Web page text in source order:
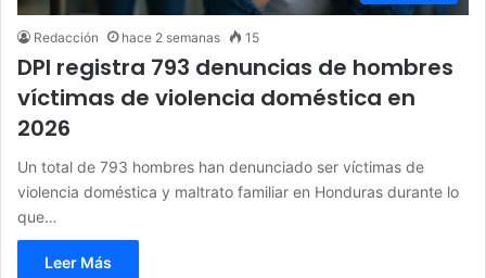
Redacción hace 2 semanas 15
DPI registra 793 denuncias de hombres
víctimas de violencia doméstica en
2026
Un total de 793 hombres han denunciado ser víctimas de
violencia doméstica y maltrato familiar en Honduras durante lo
que…
Leer Más